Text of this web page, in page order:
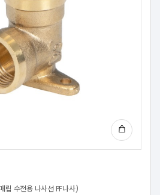
립 수전용 나사선 PF나사)